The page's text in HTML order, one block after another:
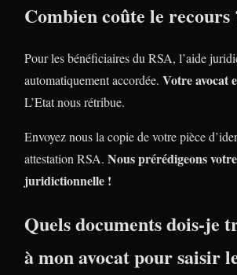
Combien coûte le recours
Pour les bénéficiaires du RSA, l’aide
automatiquement accordée. Votre avocat
L’Etat nous rétribue.
Envoyez nous la copie de votre pièce
attestation RSA. Nous prérédigeons
juridictionnelle !
Quels documents dois-je
à mon avocat pour saisir